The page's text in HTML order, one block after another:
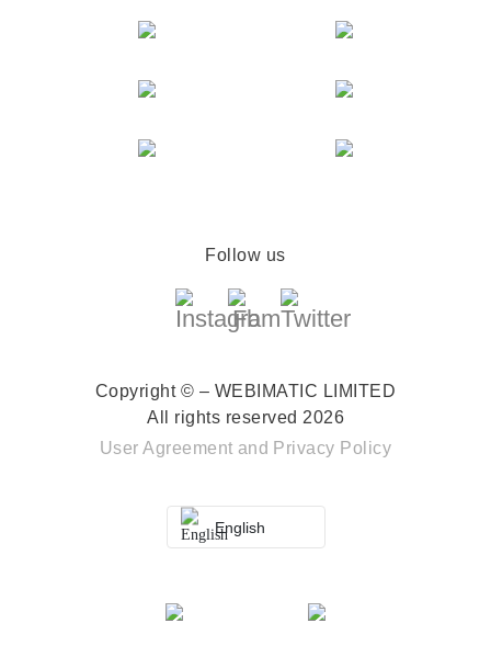
Follow us
Copyright © – WEBIMATIC LIMITED
All rights reserved 2026
User Agreement and Privacy Policy
English